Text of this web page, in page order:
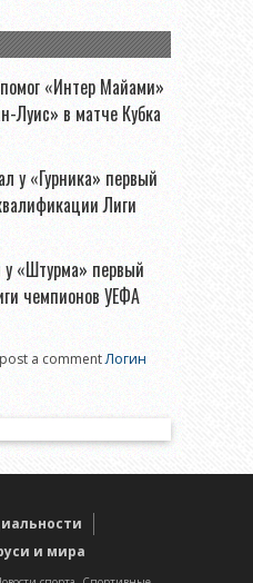
«Интер Майами»
Луис» в матче Кубка
у «Гурника» первый
Лиги
у «Штурма» первый
чемпионов УЕФА
a commentЛогин
и мира